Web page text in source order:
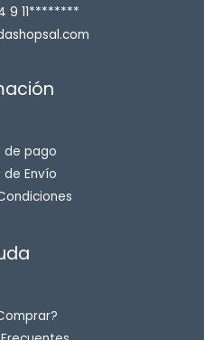
9 11********
de pago
Envío